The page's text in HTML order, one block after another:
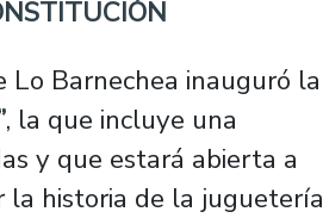
Lo Barnechea inauguró la
, la que incluye una
y que estará abierta a
historia de la juguetería